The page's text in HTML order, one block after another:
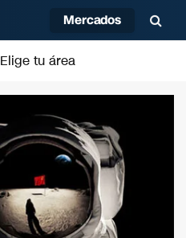
Mercados
Elige tu área